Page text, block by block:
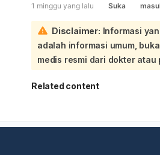
Juni juga bisa ikut memengaruhi
kemungkinan hamil:
Telat haid memang bisa
apalagi bila disertai keluhan
nyeri/kencang, mual, atau
telat haid juga bisa disebabkan
berat badan, pola makan,
Perhatikan apakah ada
1 minggu yang lalu Suka
Disclaimer: Informasi
adalah informasi umum,
medis resmi dari dokter atau
Related content